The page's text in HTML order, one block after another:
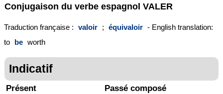
Conjugaison du verbe espagnol VALER
Traduction française : valoir ; équivaloir - English translation:
to be worth
Indicatif
Présent Passé composé